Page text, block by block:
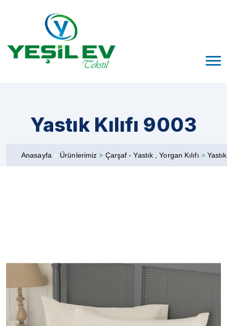
Yastık Kılıfı 9003
Anasayfa > Ürünlerimiz> Çarşaf - Yastık , Yorgan Kılıfı >